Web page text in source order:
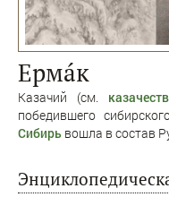
Ермáк
Казачий (см.
победившего
Cибирь вошла в состав